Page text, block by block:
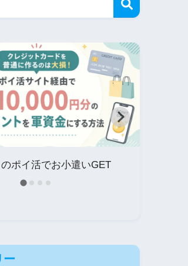
ポイ活でお小遣いGET
ー